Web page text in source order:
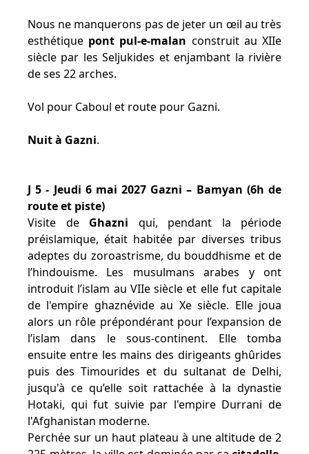
Nous ne manquerons pas de jeter un œil au très
esthétique pont pul-e-malan construit au XIIe
siècle par les Seljukides et enjambant la rivière
de ses 22 arches.
Vol pour Caboul et route pour Gazni.
Nuit à Gazni.
J 5 - Jeudi 6 mai 2027 Gazni – Bamyan (6h de
route et piste)
Visite de Ghazni qui, pendant la période
préislamique, était habitée par diverses tribus
adeptes du zoroastrisme, du bouddhisme et de
l’hindouisme. Les musulmans arabes y ont
introduit l’islam au VIIe siècle et elle fut capitale
de l'empire ghaznévide au Xe siècle. Elle joua
alors un rôle prépondérant pour l’expansion de
l’islam dans le sous-continent. Elle tomba
ensuite entre les mains des dirigeants ghûrides
puis des Timourides et du sultanat de Delhi,
jusqu'à ce qu’elle soit rattachée à la dynastie
Hotaki, qui fut suivie par l'empire Durrani de
l'Afghanistan moderne.
Perchée sur un haut plateau à une altitude de 2